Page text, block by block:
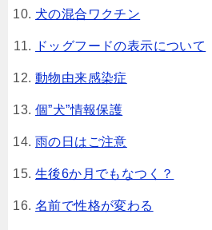
犬の混合ワクチン
ドッグフードの表示について
動物由来感染症
個”犬”情報保護
雨の日はご注意
生後6か月でもなつく？
名前で性格が変わる